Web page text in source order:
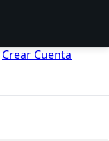
Crear Cuenta